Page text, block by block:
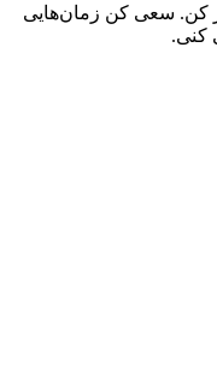
کن. سعی کن زمان‌هایی
کنی.